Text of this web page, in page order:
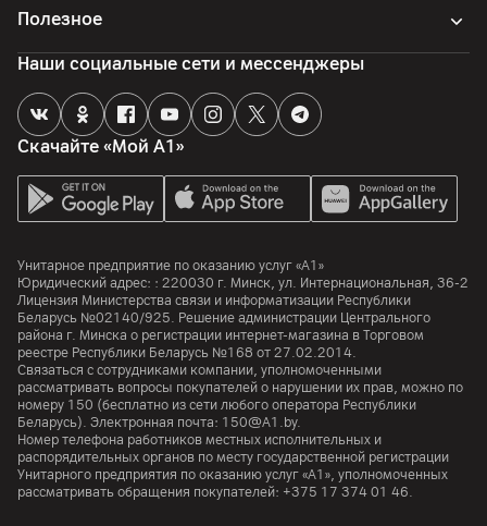
Полезное
Скачайте «Мой А1»
Наши социальные сети и мессенджеры
Унитарное предприятие по оказанию услуг «А1»
Юридический адрес: : 220030 г. Минск, ул. Интернациональная, 36-2
Лицензия Министерства связи и информатизации Республики
Беларусь №02140/925. Решение администрации Центрального
района г. Минска о регистрации интернет-магазина в Торговом
реестре Республики Беларусь №168 от 27.02.2014.
Связаться с сотрудниками компании, уполномоченными
рассматривать вопросы покупателей о нарушении их прав, можно по
номеру 150 (бесплатно из сети любого оператора Республики
Беларусь). Электронная почта: 150@A1.by.
Номер телефона работников местных исполнительных и
распорядительных органов по месту государственной регистрации
Унитарного предприятия по оказанию услуг «А1», уполномоченных
рассматривать обращения покупателей: +375 17 374 01 46.